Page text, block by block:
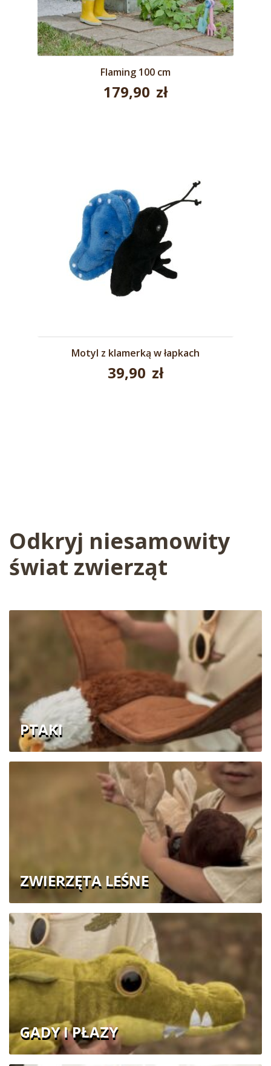
Flaming 100 cm
179,90 zł
Motyl z klamerką w łapkach
39,90 zł
Odkryj niesamowity
świat zwierząt
PTAKI
ZWIERZĘTA LEŚNE
GADY I PŁAZY